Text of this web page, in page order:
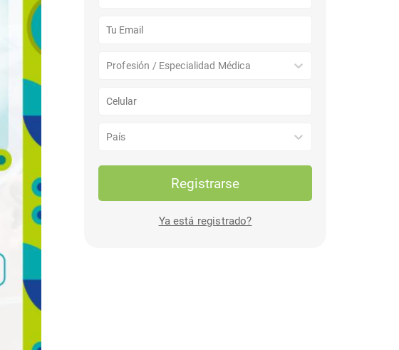
Profesión / Especialidad Médica
País
Registrarse
Ya está registrado?